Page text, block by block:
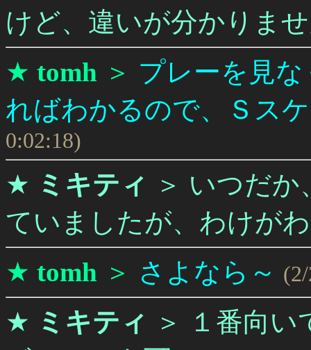
けど、違いが分かりま
★ tomh ＞ プレーを見
ればわかるので、Ｓス
0:02:18)
★ ミキティ ＞ いつだか
ていましたが、わけが
★ tomh ＞ さよなら～
★ ミキティ ＞
１番向